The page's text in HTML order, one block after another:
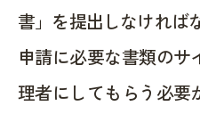
書」を提出しなければ
申請に必要な書類の
理者にしてもらう必要